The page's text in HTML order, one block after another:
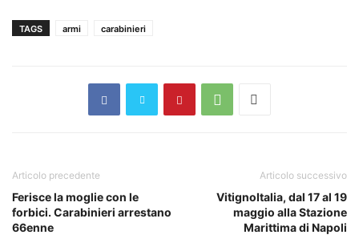
TAGS armi carabinieri
Articolo precedente
Ferisce la moglie con le
forbici. Carabinieri arrestano
66enne
Articolo successivo
VitignoItalia, dal 17 al 19
maggio alla Stazione
Marittima di Napoli